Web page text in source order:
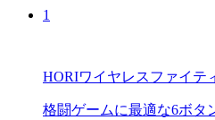
1
HORIワイヤレスファイテ
格闘ゲームに最適な6ボタ